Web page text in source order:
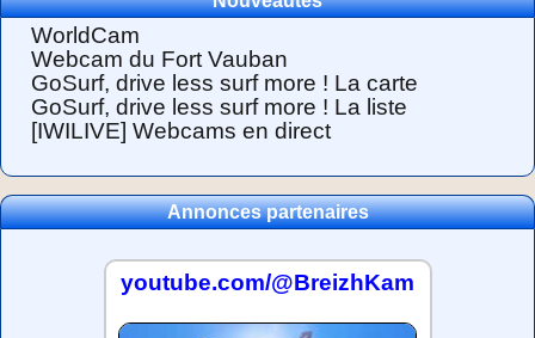
WorldCam
Webcam du Fort Vauban
GoSurf, drive less surf more ! La carte
GoSurf, drive less surf more ! La liste
[IWILIVE] Webcams en direct
Annonces partenaires
youtube.com/@BreizhKam